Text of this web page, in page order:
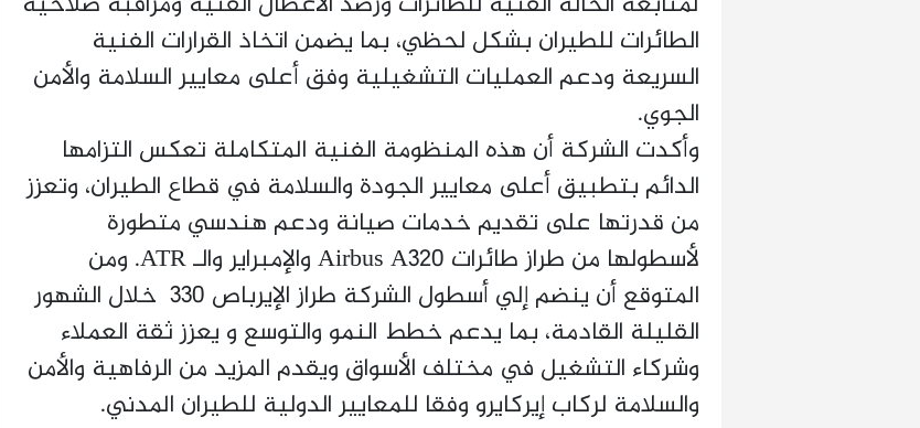
الطائرات للطيران بشكل لحظي، بما يضمن اتخاذ القرارات الفنية
السريعة ودعم العمليات التشغيلية وفق أعلى معايير السلامة والأمن
الجوي.
وأكدت الشركة أن هذه المنظومة الفنية المتكاملة تعكس التزامها
الدائم بتطبيق أعلى معايير الجودة والسلامة في قطاع الطيران، وتعزز
من قدرتها على تقديم خدمات صيانة ودعم هندسي متطورة
لأسطولها من طراز طائرات Airbus A320 والإمبراير والـ ATR. ومن
المتوقع أن ينضم إلي أسطول الشركة طراز الإيرباص 330 خلال الشهور
القليلة القادمة، بما يدعم خطط النمو والتوسع و يعزز ثقة العملاء
وشركاء التشغيل في مختلف الأسواق ويقدم المزيد من الرفاهية والأمن
والسلامة لركاب إيركايرو وفقا للمعايير الدولية للطيران المدني.